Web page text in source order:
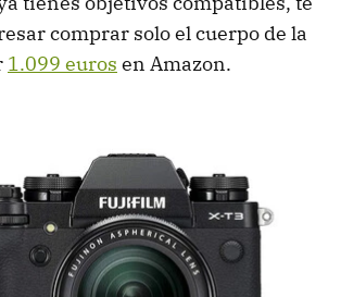
comprar solo el cuerpo de la
1.099 euros en Amazon.